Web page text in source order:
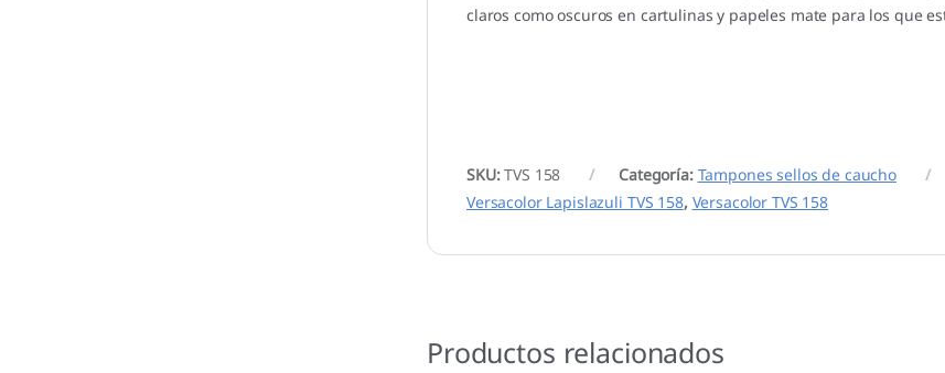
claros como oscuros en cartulinas y papeles mate para los que
SKU:TVS 158 Categoría: Tampones sellos de caucho
Versacolor Lapislazuli TVS 158, Versacolor TVS 158
Productos relacionados